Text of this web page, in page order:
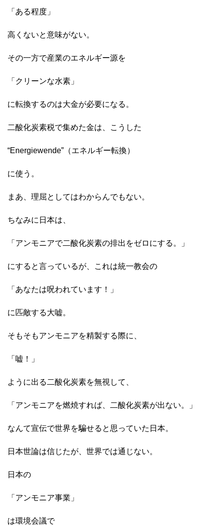
「ある程度」
高くないと意味がない。
その一方で産業のエネルギー源を
「クリーンな水素」
に転換するのは大金が必要になる。
二酸化炭素税で集めた金は、こうした
“Energiewende”（エネルギー転換）
に使う。
まあ、理屈としてはわからんでもない。
ちなみに日本は、
「アンモニアで二酸化炭素の排出をゼロにする。」
にすると言っているが、これは統一教会の
「あなたは呪われています！」
に匹敵する大嘘。
そもそもアンモニアを精製する際に、
「嘘！」
ように出る二酸化炭素を無視して、
「アンモニアを燃焼すれば、二酸化炭素が出ない。」
なんて宣伝で世界を騙せると思っていた日本。
日本世論は信じたが、世界では通じない。
日本の
「アンモニア事業」
は環境会議で